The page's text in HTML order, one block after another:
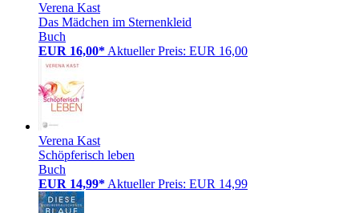
Verena Kast
Das Mädchen im Sternenkleid
Buch
EUR 16,00* Aktueller Preis: EUR 16,00
Verena Kast
Schöpferisch leben
Buch
EUR 14,99* Aktueller Preis: EUR 14,99